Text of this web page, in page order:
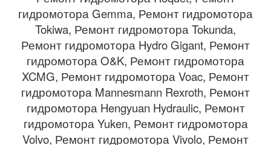
гидромотора Gemma, Ремонт гидромотора
Tokiwa, Ремонт гидромотора Tokunda,
Ремонт гидромотора Hydro Gigant, Ремонт
гидромотора O&K, Ремонт гидромотора
XCMG, Ремонт гидромотора Voac, Ремонт
гидромотора Mannesmann Rexroth, Ремонт
гидромотора Hengyuan Hydraulic, Ремонт
гидромотора Yuken, Ремонт гидромотора
Volvo, Ремонт гидромотора Vivolo, Ремонт